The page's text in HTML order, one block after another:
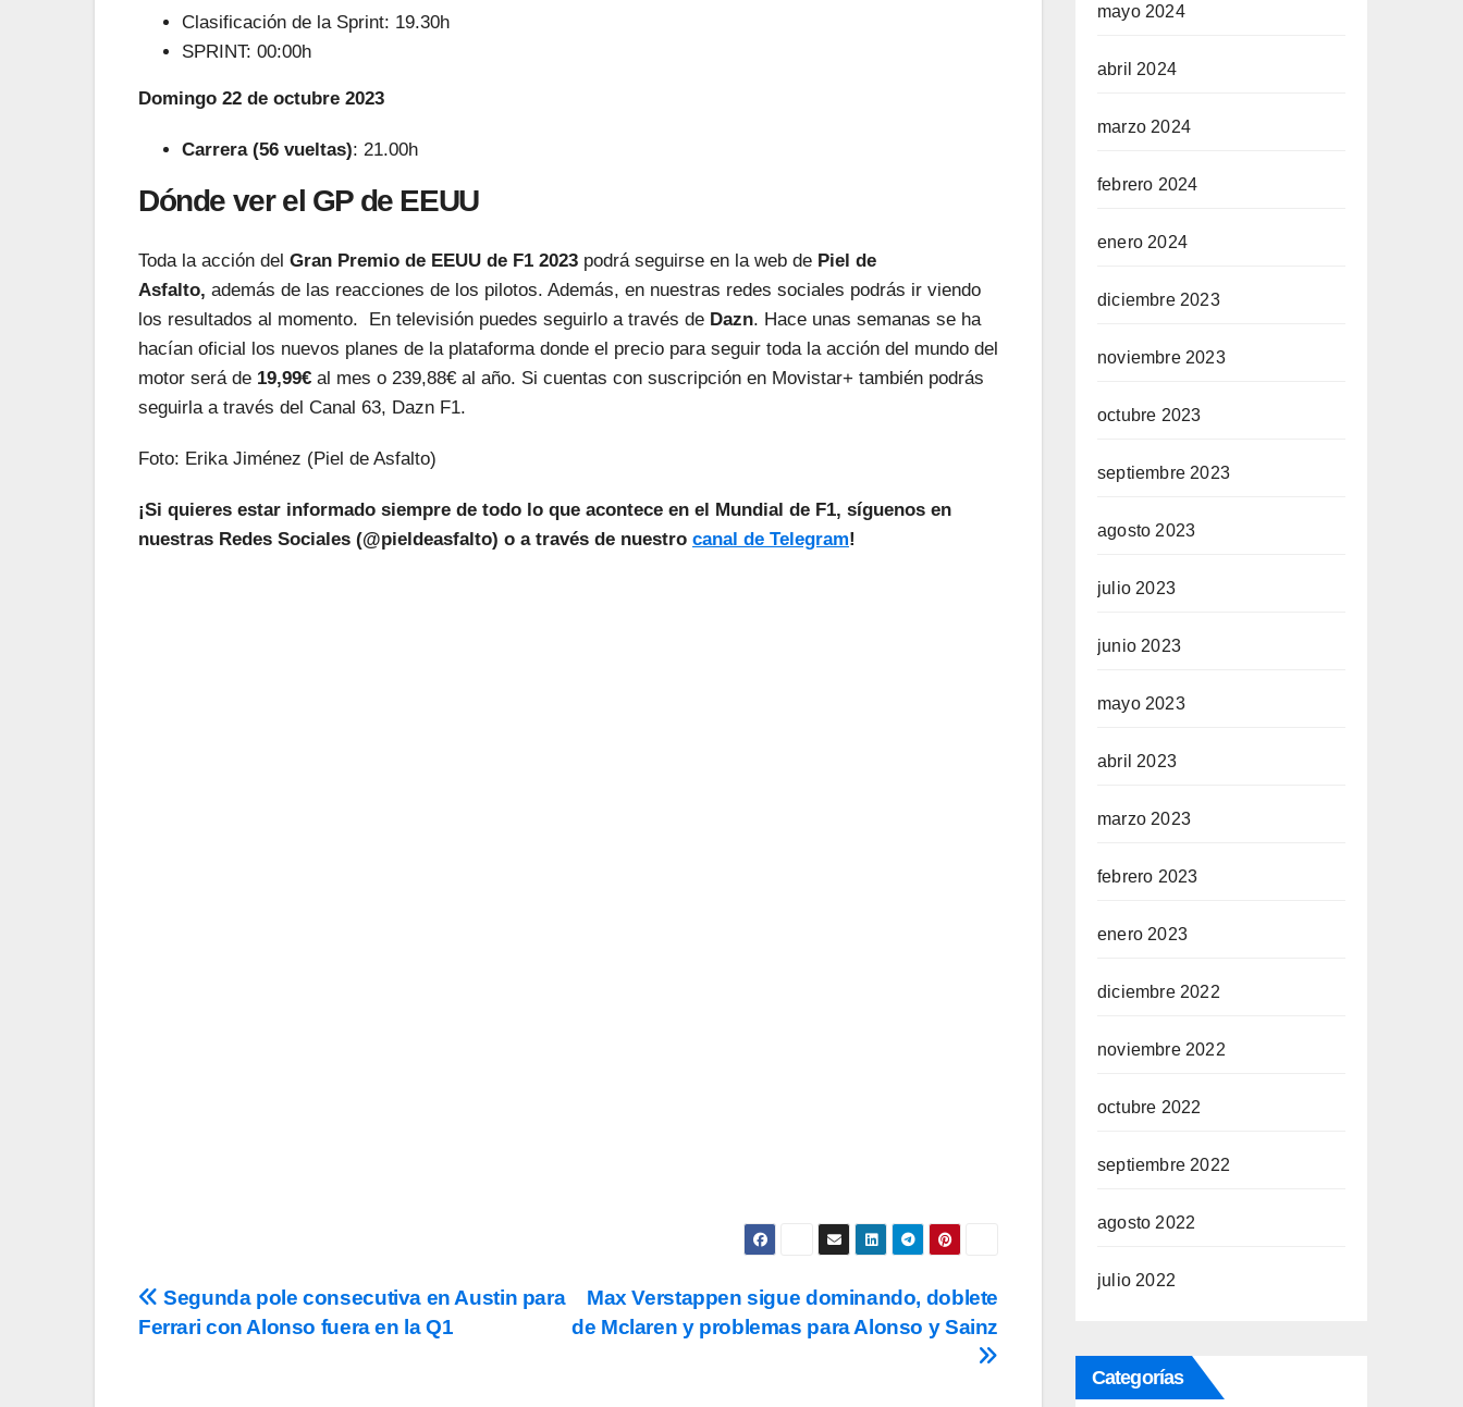
Clasificación de la Sprint: 19.30h
SPRINT: 00:00h
Domingo 22 de octubre 2023
Carrera (56 vueltas): 21.00h
Dónde ver el GP de EEUU
Toda la acción del Gran Premio de EEUU de F1 2023 podrá seguirse en la web de Piel de
Asfalto, además de las reacciones de los pilotos. Además, en nuestras redes sociales podrás ir viendo
los resultados al momento. En televisión puedes seguirlo a través de Dazn. Hace unas semanas se ha
hacían oficial los nuevos planes de la plataforma donde el precio para seguir toda la acción del mundo del
motor será de 19,99€ al mes o 239,88€ al año. Si cuentas con suscripción en Movistar+ también podrás
seguirla a través del Canal 63, Dazn F1.
Foto: Erika Jiménez (Piel de Asfalto)
¡Si quieres estar informado siempre de todo lo que acontece en el Mundial de F1, síguenos en
nuestras Redes Sociales (@pieldeasfalto) o a través de nuestro canal de Telegram!
Navegación
Max Verstappen sigue dominando, doblete
de Mclaren y problemas para Alonso y Sainz
Segunda pole consecutiva en Austin para
Ferrari con Alonso fuera en la Q1
mayo 2024
abril 2024
marzo 2024
febrero 2024
enero 2024
diciembre 2023
noviembre 2023
octubre 2023
septiembre 2023
agosto 2023
julio 2023
junio 2023
mayo 2023
abril 2023
marzo 2023
febrero 2023
enero 2023
diciembre 2022
noviembre 2022
octubre 2022
septiembre 2022
agosto 2022
julio 2022
Categorías